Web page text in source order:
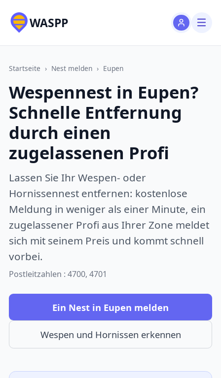
WASPP
Startseite › Nest melden › Eupen
Wespennest in Eupen?
Schnelle Entfernung
durch einen
zugelassenen Profi
Lassen Sie Ihr Wespen- oder
Hornissennest entfernen: kostenlose
Meldung in weniger als einer Minute, ein
zugelassener Profi aus Ihrer Zone meldet
sich mit seinem Preis und kommt schnell
vorbei.
Postleitzahlen : 4700, 4701
Ein Nest in Eupen melden
Wespen und Hornissen erkennen